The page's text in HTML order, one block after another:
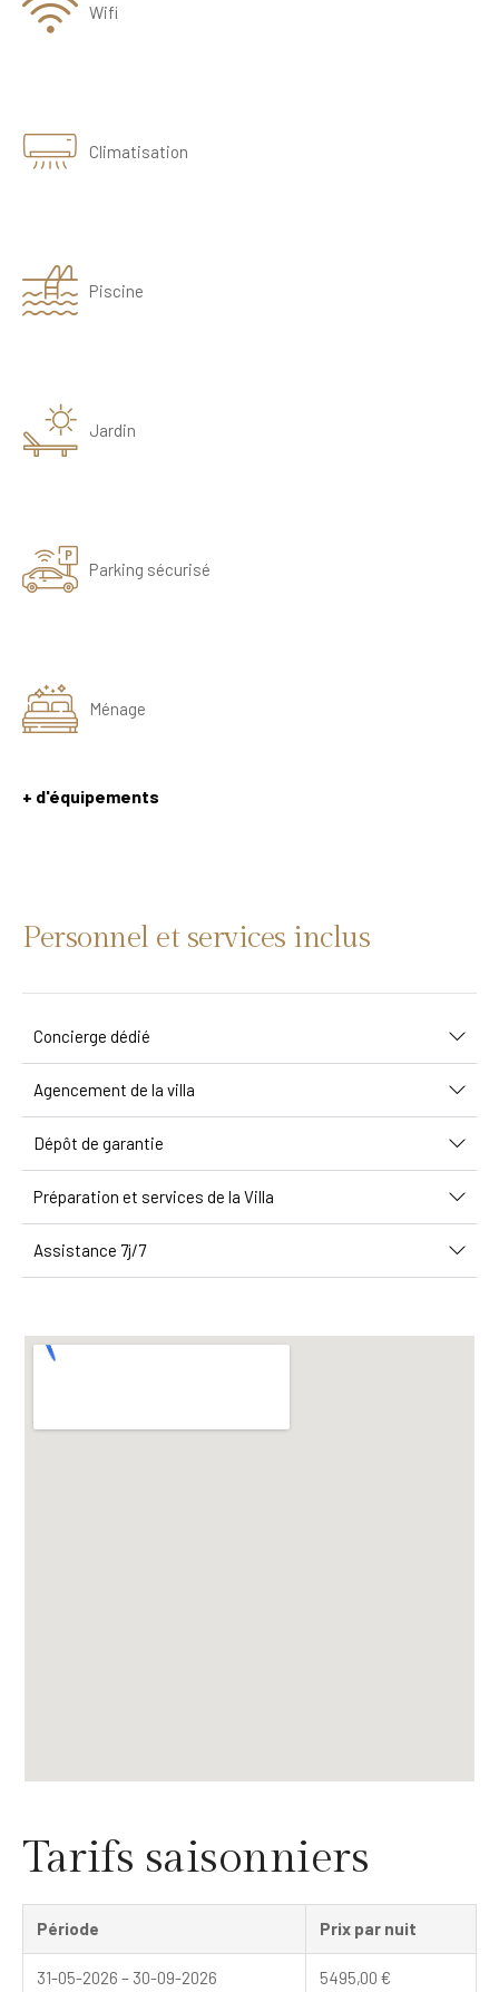
Wifi
Climatisation
Piscine
Jardin
Parking sécurisé
Ménage
+ d'équipements
Personnel et services inclus
Concierge dédié
Agencement de la villa
Dépôt de garantie
Préparation et services de la Villa
Assistance 7j/7
Tarifs saisonniers
Période Prix par nuit
31-05-2026 – 30-09-2026 5495,00 €